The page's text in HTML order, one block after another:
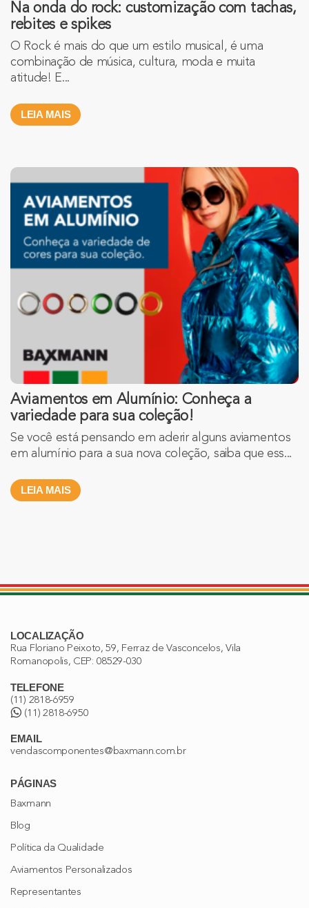
Na onda do rock: customização com tachas,
rebites e spikes
O Rock é mais do que um estilo musical, é uma
combinação de música, cultura, moda e muita
atitude! E...
LEIA MAIS
Aviamentos em Alumínio: Conheça a
variedade para sua coleção!
Se você está pensando em aderir alguns aviamentos
em alumínio para a sua nova coleção, saiba que ess...
LEIA MAIS
LOCALIZAÇÃO
Rua Floriano Peixoto, 59, Ferraz de Vasconcelos, Vila
Romanopolis, CEP: 08529-030
TELEFONE
(11) 2818-6959
(11) 2818-6950
EMAIL
vendascomponentes@baxmann.com.br
PÁGINAS
Baxmann
Blog
Política da Qualidade
Aviamentos Personalizados
Representantes